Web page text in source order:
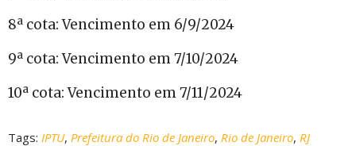
8ª cota: Vencimento em 6/9/2024
9ª cota: Vencimento em 7/10/2024
10ª cota: Vencimento em 7/11/2024
Tags: IPTU, Prefeitura do Rio de Janeiro, Rio de Janeiro, RJ